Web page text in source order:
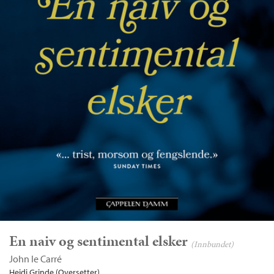
En naiv og sentimental elsker (Innbundet)
John le Carré